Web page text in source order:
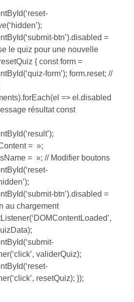
btn’).disabled =
le quiz pour une nouvelle
{ const form =
form’); form.reset; //
=> el.disabled
résultat const
= »;
= »; // Modifier boutons
btn’).disabled =
au chargement
validerQuiz);
resetQuiz); });